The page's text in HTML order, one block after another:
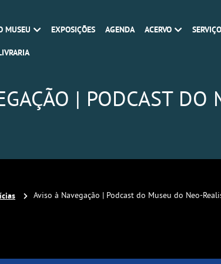
MUSEU EXPOSIÇÕES AGENDA ACERVO
| PODCAST
Aviso à Navegação | Podcast do Museu do Neo-